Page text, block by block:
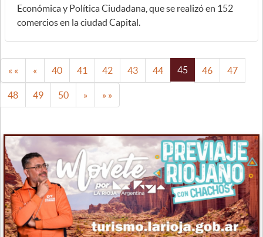
Económica y Política Ciudadana, que se realizó en 152
comercios en la ciudad Capital.
« « « 40 41 42 43 44 45 46 47
48 49 50 » » »